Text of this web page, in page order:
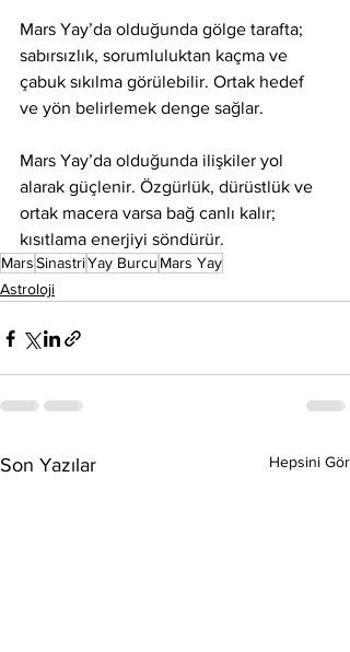
Mars Yay’da olduğunda gölge tarafta;
sabırsızlık, sorumluluktan kaçma ve
çabuk sıkılma görülebilir. Ortak hedef
ve yön belirlemek denge sağlar.
Mars Yay’da olduğunda ilişkiler yol
alarak güçlenir. Özgürlük, dürüstlük ve
ortak macera varsa bağ canlı kalır;
kısıtlama enerjiyi söndürür.
MarsSinastriYay Burcu Mars Yay
Astroloji
Son Yazılar Hepsini Gör